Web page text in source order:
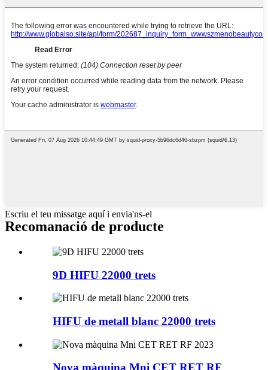
Escriu el teu missatge aquí i envia'ns-el
Recomanació de producte
9D HIFU 22000 trets
HIFU de metall blanc 22000 trets